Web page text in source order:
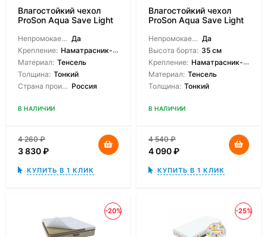
Влагостойкий чехол
ProSon Aqua Save Light
Непромокаемый: Да
Крепление: Наматрасник-чехол
Материал: Тенсель
Толщина: Тонкий
Страна производитель: Россия
В НАЛИЧИИ
4 260₽
3 830₽
КУПИТЬ В 1 КЛИК
Влагостойкий чехол
ProSon Aqua Save Light
Непромокаемый: Да
Высота борта: 35 см
Крепление: Наматрасник-чехол
Материал: Тенсель
Толщина: Тонкий
В НАЛИЧИИ
4 540₽
4 090₽
КУПИТЬ В 1 КЛИК
-20% -25%